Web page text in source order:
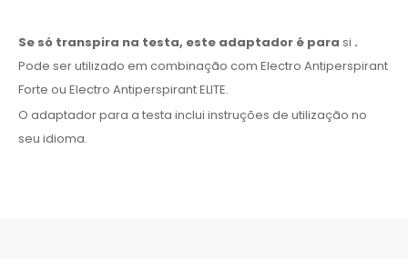
Se só transpira na testa, este adaptador é para si .
Pode serutilizado em combinação com Electro Antiperspirant
Forte ou Electro Antiperspirant ELITE.
O adaptador para a testa inclui instruções de utilização no
seu idioma.